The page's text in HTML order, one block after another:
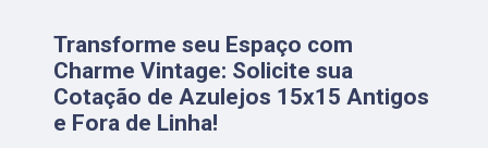
Transforme seu Espaço com
Charme Vintage: Solicite sua
Cotação de Azulejos 15x15 Antigos
e Fora de Linha!